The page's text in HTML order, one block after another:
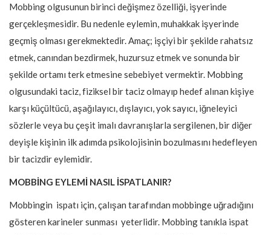
Mobbing olgusunun birinci değişmez özelliği, işyerinde
gerçekleşmesidir. Bu nedenle eylemin, muhakkak işyerinde
geçmiş olması gerekmektedir. Amaç; işçiyi bir şekilde rahatsız
etmek, canından bezdirmek, huzursuz etmek ve sonunda bir
şekilde ortamı terk etmesine sebebiyet vermektir. Mobbing
olgusundaki taciz, fiziksel bir taciz olmayıp hedef alınan kişiye
karşı küçültücü, aşağılayıcı, dışlayıcı, yok sayıcı, iğneleyici
sözlerle veya bu çeşit imalı davranışlarla sergilenen, bir diğer
deyişle kişinin ilk adımda psikolojisinin bozulmasını hedefleyen
bir tacizdir eylemidir.
MOBBİNG EYLEMİ NASIL İSPATLANIR?
Mobbingin ispatı için, çalışan tarafından mobbinge uğradığını
gösteren karineler sunması yeterlidir. Mobbing tanıkla ispat